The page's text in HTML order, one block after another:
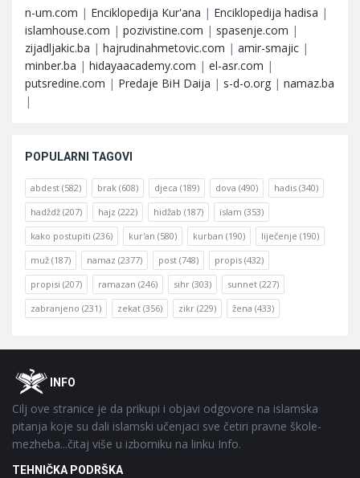
n-um.com | Enciklopedija Kur'ana | Enciklopedija hadisa |
islamhouse.com | pozivistine.com | spasenje.com |
zijadljakic.ba | hajrudinahmetovic.com | amir-smajic |
minber.ba | hidayaacademy.com | el-asr.com |
putsredine.com | Predaje BiH Daija | s-d-o.org | namaz.ba
|
POPULARNI TAGOVI
abdest (582) brak (608) djeca (189) dova (490) hadis (340)
hadždž (207) hajz (222) hidžab (187) islam (353)
kako postupiti (236) kur'an (580) kurban (190) liječenje (190)
muž (187) namaz (2377) post (748) propis (432)
propisi (207) ramazan (246) sihr (303) sunnet (227)
zabranjeno (231) zekat (356) zikr (229) žena (433)
FooterOINFO
Cilj ove stranice je da prikupi i objavi odgovore na islamska
pitanja koje su dali islamski učenjaci sve četiri pravne škole-
mezheba...čitaj više u izborniku na linku Info.
TEHNIČKA PODRŠKA